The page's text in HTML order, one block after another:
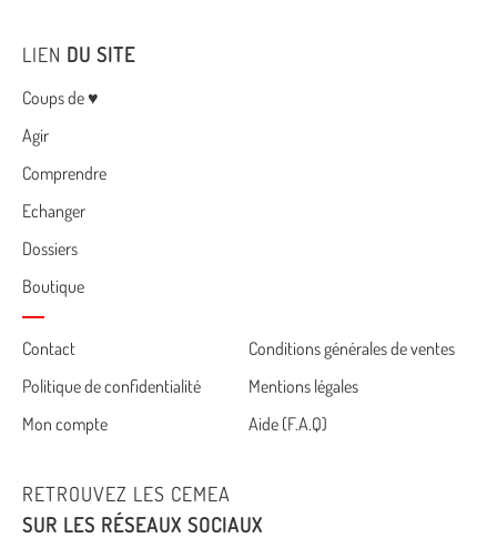
LIEN DU SITE
Menu
Coups de ♥
Agir
Comprendre
Echanger
Dossiers
Boutique
Cemea
footer
Contact
Conditions générales de ventes
Politique de confidentialité
Mentions légales
Mon compte
Aide (F.A.Q)
RETROUVEZ LES CEMEA
SUR LES RÉSEAUX SOCIAUX